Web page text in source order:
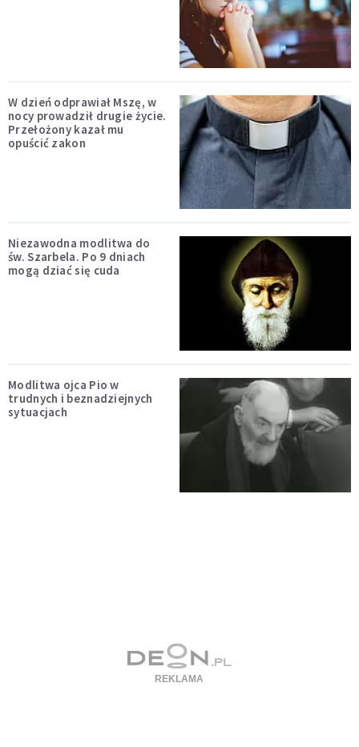
W dzień odprawiał Mszę, w
nocy prowadził drugie życie.
Przełożony kazał mu
opuścić zakon
Niezawodna modlitwa do
św. Szarbela. Po 9 dniach
mogą dziać się cuda
Modlitwa ojca Pio w
trudnych i beznadziejnych
sytuacjach